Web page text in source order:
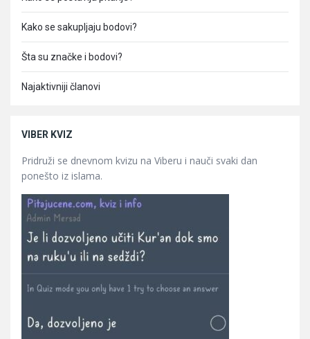
Kako se sakupljaju bodovi?
Šta su značke i bodovi?
Najaktivniji članovi
VIBER KVIZ
Pridruži se dnevnom kvizu na Viberu i nauči svaki dan
ponešto iz islama.